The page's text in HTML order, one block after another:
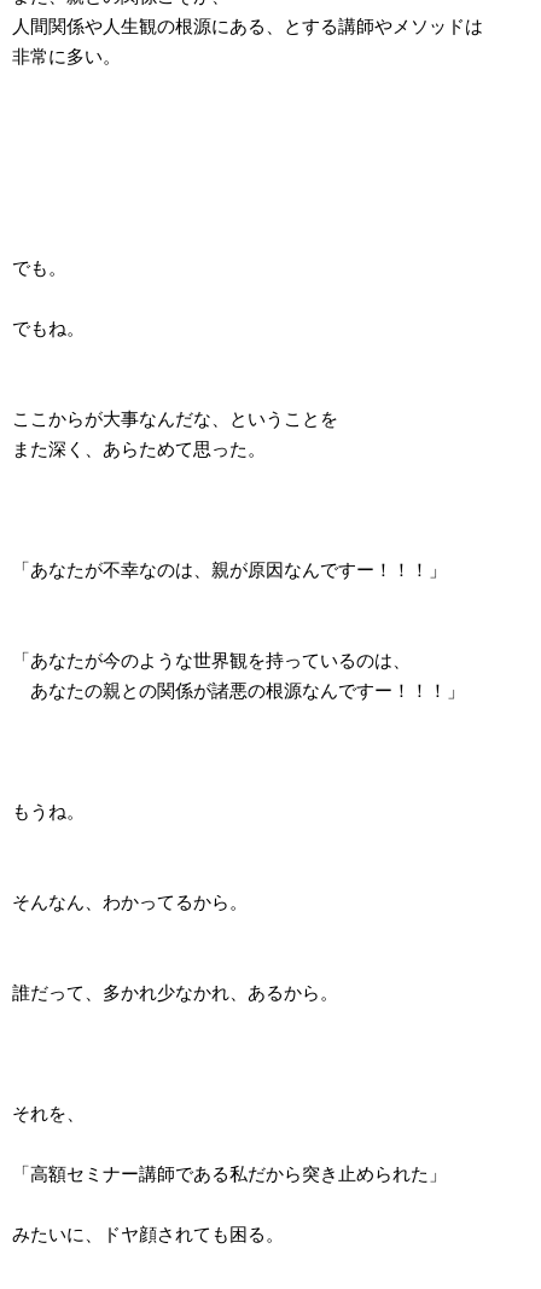
人間関係や人生観の根源にある、とする講師やメソッドは
非常に多い。
でも。
でもね。
ここからが大事なんだな、ということを
また深く、あらためて思った。
「あなたが不幸なのは、親が原因なんですー！！！」
「あなたが今のような世界観を持っているのは、
あなたの親との関係が諸悪の根源なんですー！！！」
もうね。
そんなん、わかってるから。
誰だって、多かれ少なかれ、あるから。
それを、
「高額セミナー講師である私だから突き止められた」
みたいに、ドヤ顔されても困る。